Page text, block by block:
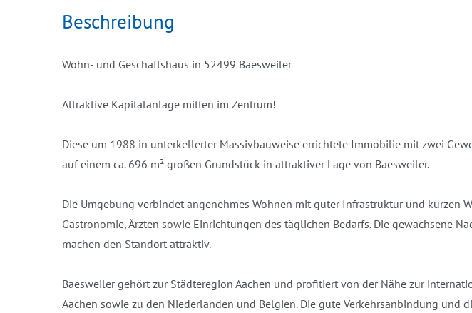
Beschreibung
Wohn- und Geschäftshaus in 52499 Baesweiler
Attraktive Kapitalanlage mitten im Zentrum!
Diese um 1988 in unterkellerter Massivbauweise errichtete Immobilie mit zwei
auf einem ca. 696 m² großen Grundstück in attraktiver Lage von Baesweiler.
Die Umgebung verbindet angenehmes Wohnen mit guter Infrastruktur und kurzen
Gastronomie, Ärzten sowie Einrichtungen des täglichen Bedarfs. Die gewachsene
machen den Standort attraktiv.
Baesweiler gehört zur Städteregion Aachen und profitiert von der Nähe zur
Aachen sowie zu den Niederlanden und Belgien. Die gute Verkehrsanbindung und